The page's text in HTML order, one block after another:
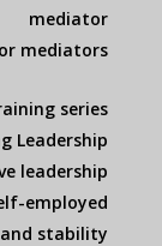
mediator
mediators
series
Leadership
leadership
employed
stability